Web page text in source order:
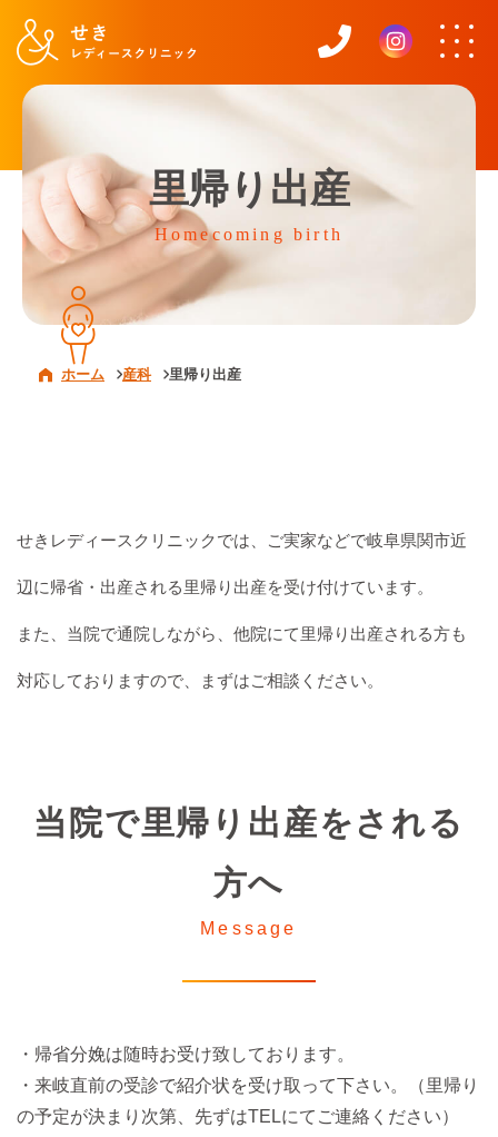
里帰り出産
Homecoming birth
ホーム 産科 里帰り出産
せきレディースクリニックでは、ご実家などで岐阜県関市近
辺に帰省・出産される里帰り出産を受け付けています。
また、当院で通院しながら、他院にて里帰り出産される方も
対応しておりますので、まずはご相談ください。
当院で里帰り出産をされる
方へ
Message
・帰省分娩は随時お受け致しております。
・来岐直前の受診で紹介状を受け取って下さい。（里帰り
の予定が決まり次第、先ずはTELにてご連絡ください）